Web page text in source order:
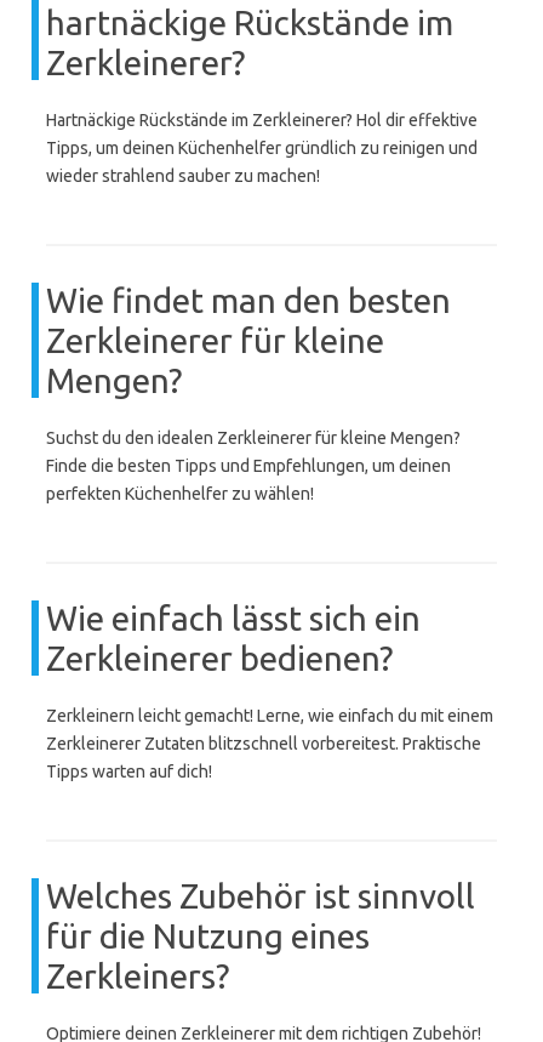
hartnäckige Rückstände im
Zerkleinerer?
Hartnäckige Rückstände im Zerkleinerer? Hol dir effektive
Tipps, um deinen Küchenhelfer gründlich zu reinigen und
wieder strahlend sauber zu machen!
Wie findet man den besten
Zerkleinerer für kleine
Mengen?
Suchst du den idealen Zerkleinerer für kleine Mengen?
Finde die besten Tipps und Empfehlungen, um deinen
perfekten Küchenhelfer zu wählen!
Wie einfach lässt sich ein
Zerkleinerer bedienen?
Zerkleinern leicht gemacht! Lerne, wie einfach du mit einem
Zerkleinerer Zutaten blitzschnell vorbereitest. Praktische
Tipps warten auf dich!
Welches Zubehör ist sinnvoll
für die Nutzung eines
Zerkleiners?
Optimiere deinen Zerkleinerer mit dem richtigen Zubehör!